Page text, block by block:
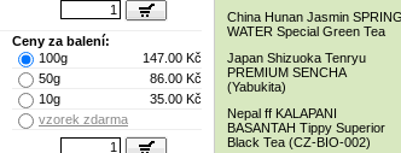
Ceny za balení:
100g
147.00 Kč
50g
86.00 Kč
10g
35.00 Kč
vzorek zdarma
China Hunan Jasmin SPRING
WATER Special Green Tea
Japan Shizuoka Tenryu
PREMIUM SENCHA
(Yabukita)
Nepal ff KALAPANI
BASANTAH Tippy Superior
Black Tea (CZ-BIO-002)